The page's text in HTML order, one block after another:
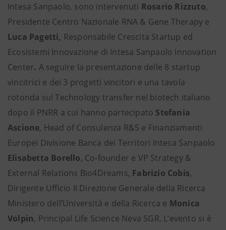
Intesa Sanpaolo, sono intervenuti Rosario Rizzuto,
Presidente Centro Nazionale RNA & Gene Therapy e
Luca Pagetti, Responsabile Crescita Startup ed
Ecosistemi Innovazione di Intesa Sanpaolo Innovation
Center. A seguire la presentazione delle 8 startup
vincitrici e dei 3 progetti vincitori e una tavola
rotonda sul Technology transfer nel biotech italiano
dopo il PNRR a cui hanno partecipato Stefania
Ascione, Head of Consulenza R&S e Finanziamenti
Europei Divisione Banca dei Territori Intesa Sanpaolo
Elisabetta Borello, Co-founder e VP Strategy &
External Relations Bio4Dreams, Fabrizio Cobis,
Dirigente Ufficio II Direzione Generale della Ricerca
Ministero dell’Università e della Ricerca e Monica
Volpin, Principal Life Science Neva SGR. L’evento si è